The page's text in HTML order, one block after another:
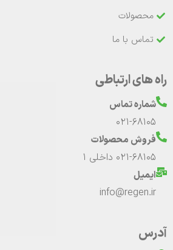
محصولات
تماس با ما
راه های ارتباطی
شماره تماس
021-68105
فروش محصولات
021-68105 داخلی 1
ایمیل
info@regen.ir
آدرس